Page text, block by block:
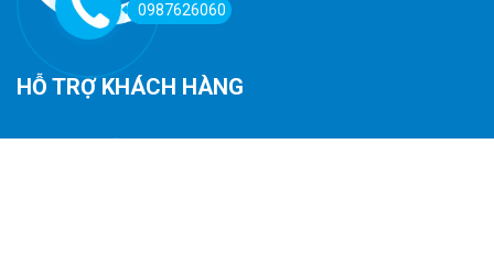
HỖ TRỢ KHÁCH HÀNG
0987626060